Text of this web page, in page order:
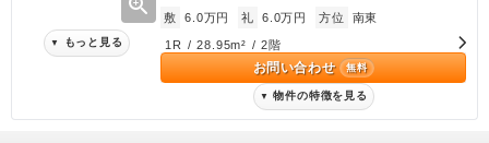
▼ もっと見る
敷 6.0万円 礼 6.0万円 方位 南東
1R / 28.95m² / 2階
お問い合わせ 無料
▼ 物件の特徴を見る